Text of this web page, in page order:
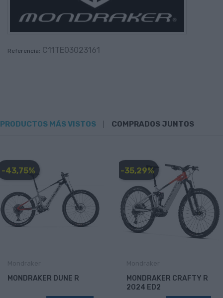
Referencia: C11TE03023161
PRODUCTOS MÁS VISTOS COMPRADOS JUNTOS
-43,75%
MONDRAKER DUNE R
-35,29%
MONDRAKER CRAFTY R
2024 ED2